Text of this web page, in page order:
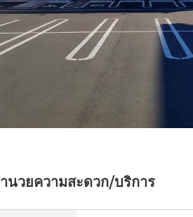
นวยความสะดวก/บริการ